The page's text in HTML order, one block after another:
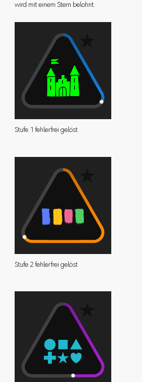
wird mit einem Stern belohnt.
Stufe 1 fehlerfrei gelöst
Stufe 2 fehlerfrei gelöst